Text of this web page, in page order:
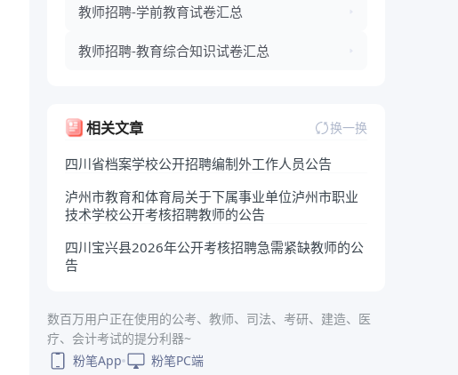
教师招聘-学前教育试卷汇总
教师招聘-教育综合知识试卷汇总
相关文章 换一换
四川省档案学校公开招聘编制外工作人员公告
泸州市教育和体育局关于下属事业单位泸州市职业
技术学校公开考核招聘教师的公告
四川宝兴县2026年公开考核招聘急需紧缺教师的公
告
数百万用户正在使用的公考、教师、司法、考研、建造、医
疗、会计考试的提分利器~
粉笔App
粉笔PC端